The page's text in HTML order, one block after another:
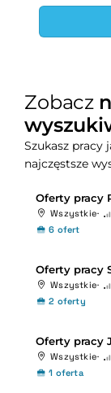
Zobacz
Szukasz pracy
najczęstsze
Oferty pracy
Wszystkie
6 ofert
Oferty pracy
Wszystkie
2 oferty
Oferty pracy
Wszystkie
1 oferta